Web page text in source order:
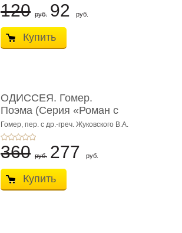
120 руб. 92 руб.
Купить
ОДИССЕЯ. Гомер.
Поэма (Серия «Роман с
книгой»)
Гомер, пер. с др.-греч. Жуковского В.А.
360 руб. 277 руб.
Купить